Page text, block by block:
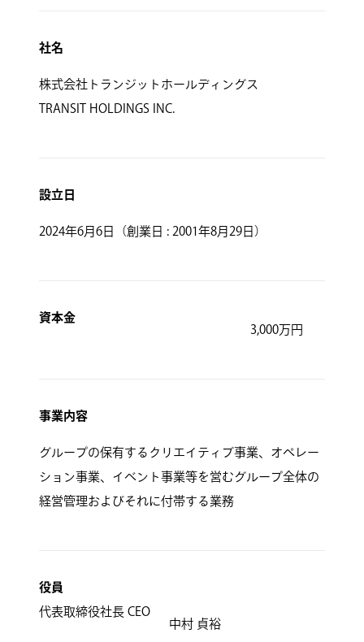
社名
株式会社トランジットホールディングス
TRANSIT HOLDINGS INC.
設立日
2024年6月6日（創業日 : 2001年8月29日）
資本金
3,000万円
事業内容
グループの保有するクリエイティブ事業、オペレー
ション事業、イベント事業等を営むグループ全体の
経営管理およびそれに付帯する業務
役員
代表取締役社長 CEO
中村 貞裕